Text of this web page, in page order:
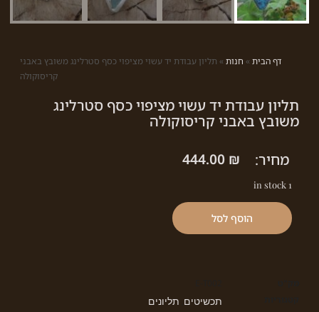
דף הבית » חנות » תליון עבודת יד עשוי מציפוי כסף סטרלינג משובץ באבני
קריסוקולה
תליון עבודת יד עשוי מציפוי כסף סטרלינג
משובץ באבני קריסוקולה
מחיר:
444.00 ₪
1 in stock
הוסף לסל
תכשיטים תליונים